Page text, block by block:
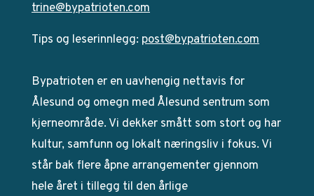
trine@bypatrioten.com
Tips og leserinnlegg: post@bypatrioten.com
Bypatrioten er en uavhengig nettavis for
Ålesund og omegn med Ålesund sentrum som
kjerneområde. Vi dekker smått som stort og har
kultur, samfunn og lokalt næringsliv i fokus. Vi
står bak flere åpne arrangementer gjennom
hele året i tillegg til den årlige